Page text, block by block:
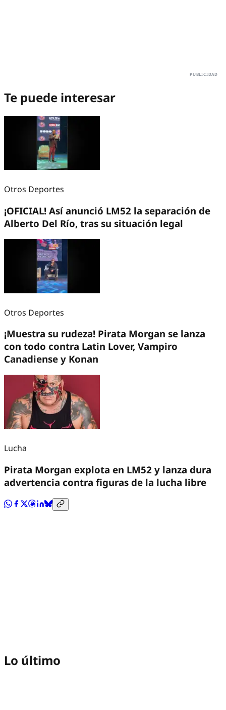
Te puede interesar
Otros Deportes
¡OFICIAL! Así anunció LM52 la separación de
Alberto Del Río, tras su situación legal
Otros Deportes
¡Muestra su rudeza! Pirata Morgan se lanza
con todo contra Latin Lover, Vampiro
Canadiense y Konan
Lucha
Pirata Morgan explota en LM52 y lanza dura
advertencia contra figuras de la lucha libre
Lo último